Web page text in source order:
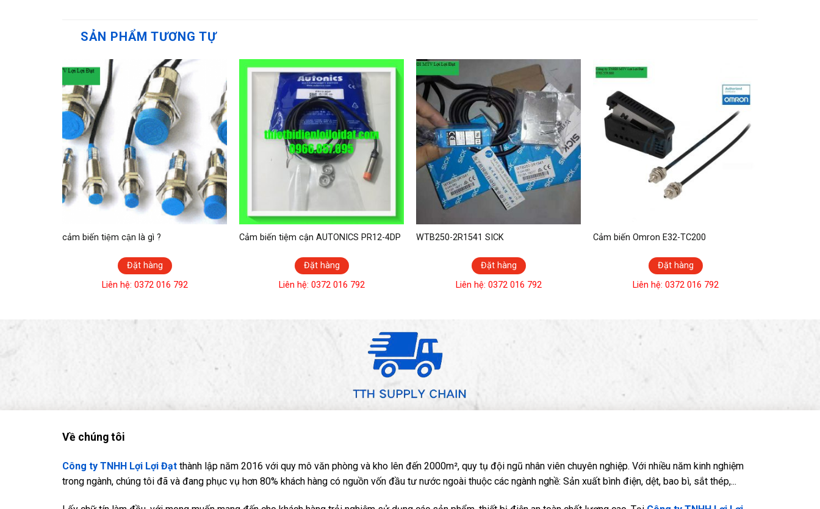
SẢN PHẨM TƯƠNG TỰ
cảm biến tiệm cận là gì ?
Đặt hàng
Liên hệ: 0372 016 792
Cảm biến tiệm cận AUTONICS PR12-4DP
Đặt hàng
Liên hệ: 0372 016 792
WTB250-2R1541 SICK
Đặt hàng
Liên hệ: 0372 016 792
Cảm biến Omron E32-TC200
Đặt hàng
Liên hệ: 0372 016 792
Về chúng tôi
Công ty TNHH Lợi Lợi Đạt thành lập năm 2016 với quy mô văn phòng và kho lên đến 2000m², quy tụ đội ngũ nhân viên chuyên nghiệp. Với nhiều năm kinh nghiệm
trong ngành, chúng tôi đã và đang phục vụ hơn 80% khách hàng có nguồn vốn đầu tư nước ngoài thuộc các ngành nghề: Sản xuất bình điện, dệt, bao bì, sắt thép,...